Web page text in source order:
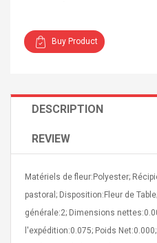
Sole
Plan Cutter
Buy Product
DESCRIPTION
REVIEW
Matériels de fleur:Polyester;
pastoral; Disposition:Fleur de
générale:2; Dimensions
l'expédition:0.075; Poids